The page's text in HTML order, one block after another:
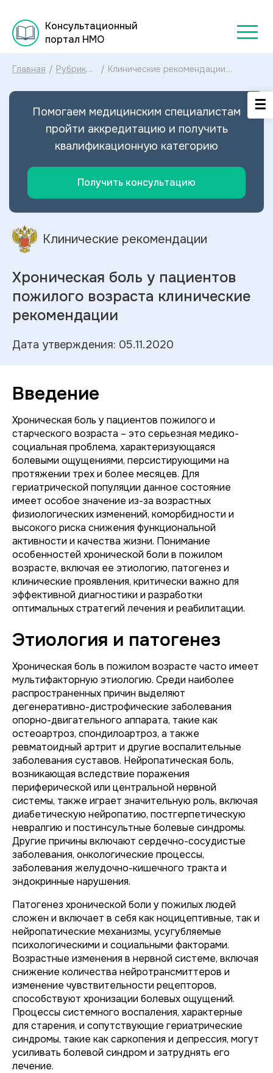
Консультационный
портал НМО
Главная / Рубрикатор
рекомендаций
/ Клинические рекомендации
пожилого возраста МКБ-10:
Хронической боли у пациентов
пожилого возраста 2020
Помогаем медицинским специалистам
пройти аккредитацию и получить
квалификационную категорию
Получить консультацию
Клинические рекомендации
Хроническая боль у пациентов
пожилого возраста клинические
рекомендации
Дата утверждения: 05.11.2020
Введение
Хроническая боль у пациентов пожилого и
старческого возраста – это серьезная медико-
социальная проблема, характеризующаяся
болевыми ощущениями, персистирующими на
протяжении трех и более месяцев. Для
гериатрической популяции данное состояние
имеет особое значение из-за возрастных
физиологических изменений, коморбидности и
высокого риска снижения функциональной
активности и качества жизни. Понимание
особенностей хронической боли в пожилом
возрасте, включая ее этиологию, патогенез и
клинические проявления, критически важно для
эффективной диагностики и разработки
оптимальных стратегий лечения и реабилитации.
Этиология и патогенез
Хроническая боль в пожилом возрасте часто имеет
мультифакторную этиологию. Среди наиболее
распространенных причин выделяют
дегенеративно-дистрофические заболевания
опорно-двигательного аппарата, такие как
остеоартроз, спондилоартроз, а также
ревматоидный артрит и другие воспалительные
заболевания суставов. Нейропатическая боль,
возникающая вследствие поражения
периферической или центральной нервной
системы, также играет значительную роль, включая
диабетическую нейропатию, постгерпетическую
невралгию и постинсультные болевые синдромы.
Другие причины включают сердечно-сосудистые
заболевания, онкологические процессы,
заболевания желудочно-кишечного тракта и
эндокринные нарушения.
Патогенез хронической боли у пожилых людей
сложен и включает в себя как ноцицептивные, так и
нейропатические механизмы, усугубляемые
психологическими и социальными факторами.
Возрастные изменения в нервной системе, включая
снижение количества нейротрансмиттеров и
изменение чувствительности рецепторов,
способствуют хронизации болевых ощущений.
Процессы системного воспаления, характерные
для старения, и сопутствующие гериатрические
синдромы, такие как саркопения и депрессия, могут
усиливать болевой синдром и затруднять его
лечение.